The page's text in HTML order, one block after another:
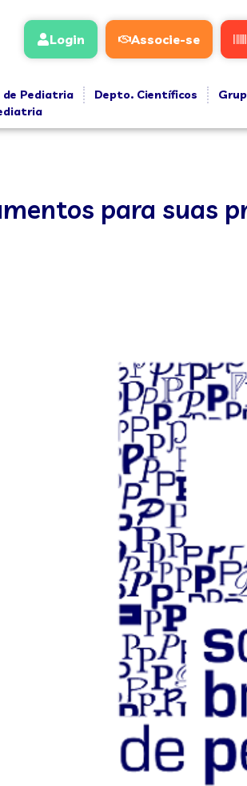
Login Associe-se
de Pediatria Depto. Científicos
para suas